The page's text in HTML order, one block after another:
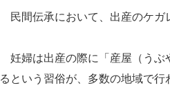
民間伝承において、出産のケガ
妊婦は出産の際に「産屋（うぶ
るという習俗が、多数の地域で